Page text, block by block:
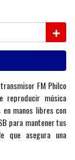
FM Philco
reproducir música
manos libres con
para mantener tus
que asegura una